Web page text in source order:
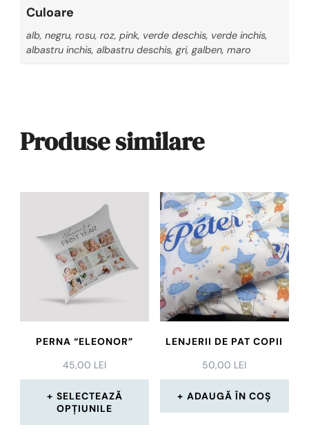
Culoare
alb, negru, rosu, roz, pink, verde deschis, verde inchis,
albastru inchis, albastru deschis, gri, galben, maro
Produse similare
PERNA “ELEONOR”
45,00 LEI
SELECTEAZĂ
OPȚIUNILE
LENJERII DE PAT COPII
50,00 LEI
ADAUGĂ ÎN COȘ